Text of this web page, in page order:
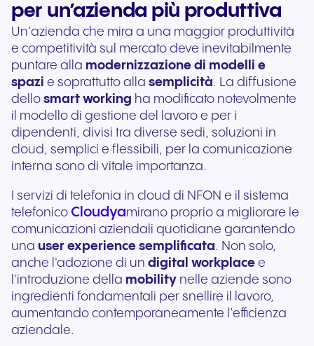
per un’azienda più produttiva
Un’azienda che mira a una maggior produttività
e competitività sul mercato deve inevitabilmente
puntare alla modernizzazione di modelli e
spazi e soprattutto alla semplicità. La diffusione
dello smart working ha modificato notevolmente
il modello di gestione del lavoro e per i
dipendenti, divisi tra diverse sedi, soluzioni in
cloud, semplici e flessibili, per la comunicazione
interna sono di vitale importanza.
I servizi di telefonia in cloud di NFON e il sistema
telefonico Cloudyamirano proprio a migliorare le
comunicazioni aziendali quotidiane garantendo
una user experience semplificata. Non solo,
anche l'adozione di un digital workplace e
l'introduzione della mobility nelle aziende sono
ingredienti fondamentali per snellire il lavoro,
aumentando contemporaneamente l’efficienza
aziendale.